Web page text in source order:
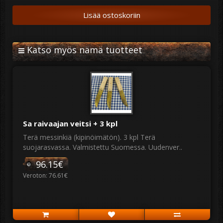
Lisää ostoskoriin
Katso myös nämä tuotteet
Sa raivaajan veitsi + 3 kpl
Terä messinkiä (kipinöimätön). 3 kpl Terä
suojarasvassa. Valmistettu Suomessa. Uudenver..
96.15€
Veroton: 76.61€